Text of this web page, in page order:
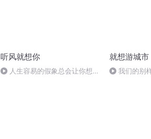
听风就想你
人生容易的假象总会让你想要
就想游城市
我们的别